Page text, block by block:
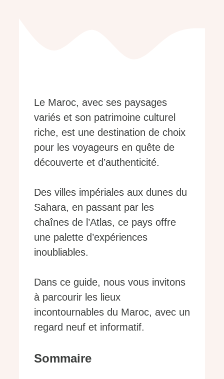
Le Maroc, avec ses paysages
variés et son patrimoine culturel
riche, est une destination de choix
pour les voyageurs en quête de
découverte et d’authenticité.
Des villes impériales aux dunes du
Sahara, en passant par les
chaînes de l’Atlas, ce pays offre
une palette d’expériences
inoubliables.
Dans ce guide, nous vous invitons
à parcourir les lieux
incontournables du Maroc, avec un
regard neuf et informatif.
Sommaire